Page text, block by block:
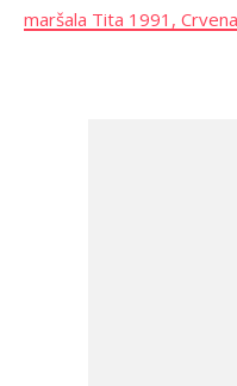
maršala Tita 1991,